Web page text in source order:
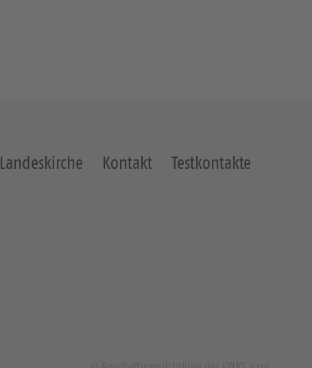
Landeskirche Kontakt Testkontakte